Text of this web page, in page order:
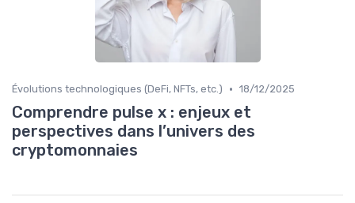
Évolutions technologiques (DeFi, NFTs, etc.) • 18/12/2025
Comprendre pulse x : enjeux et
perspectives dans l’univers des
cryptomonnaies